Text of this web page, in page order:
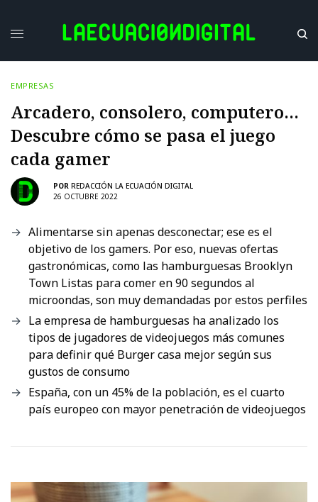
EMPRESAS
Arcadero, consolero, computero…
Descubre cómo se pasa el juego
cada gamer
POR REDACCIÓN LA ECUACIÓN DIGITAL
26 OCTUBRE 2022
Alimentarse sin apenas desconectar; ese es el
objetivo de los gamers. Por eso, nuevas ofertas
gastronómicas, como las hamburguesas Brooklyn
Town Listas para comer en 90 segundos al
microondas, son muy demandadas por estos perfiles
La empresa de hamburguesas ha analizado los
tipos de jugadores de videojuegos más comunes
para definir qué Burger casa mejor según sus
gustos de consumo
España, con un 45% de la población, es el cuarto
país europeo con mayor penetración de videojuegos